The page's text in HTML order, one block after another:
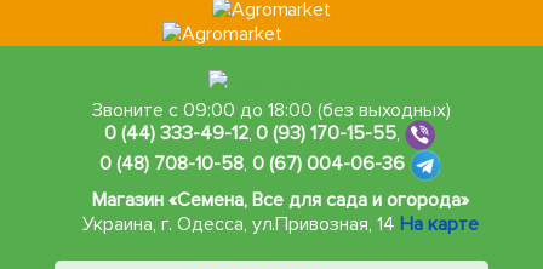
Звоните с 09:00 до 18:00 (без выходных)
0 (44) 333-49-12,0 (93) 170-15-55,
0 (48) 708-10-58, 0 (67) 004-06-36
Магазин «Семена, Все для сада и огорода»
Украина, г. Одесса, ул.Привозная, 14 На карте